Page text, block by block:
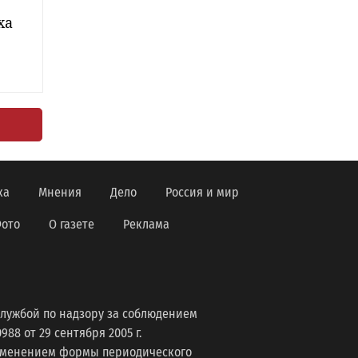
Мнения Дело Россия и мир
О газете Реклама
по надзору за соблюдением
от 29 сентября 2005 г.
формы периодического